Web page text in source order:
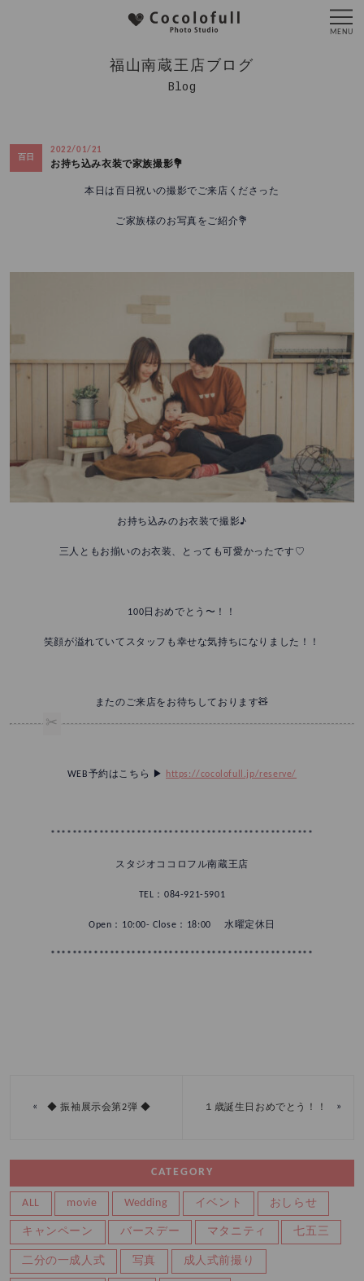
福山南蔵王店ブログ
Blog
百日
2022/01/21
お持ち込み衣装で家族撮影💐
本日は百日祝いの撮影でご来店くださった
ご家族様のお写真をご紹介💐
お持ち込みのお衣装で撮影♪
三人ともお揃いのお衣装、とっても可愛かったです♡
100日おめでとう〜！！
笑顔が溢れていてスタッフも幸せな気持ちになりました！！
またのご来店をお待ちしております🧸
WEB予約はこちら ▶︎ https://cocolofull.jp/reserve/
*************************************************
スタジオココロフル南蔵王店
TEL：084-921-5901
Open：10:00- Close：18:00 水曜定休日
*************************************************
« ◆ 振袖展示会第2弾 ◆ １歳誕生日おめでとう！！ »
CATEGORY
ALL movie Wedding イベント おしらせ
キャンペーン バースデー マタニティ 七五三
二分の一成人式 写真 成人式前撮り